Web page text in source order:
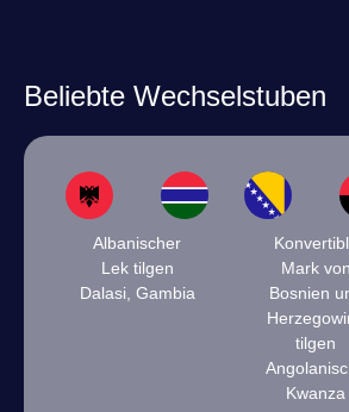
Beliebte Wechselstuben
Albanischer
Lek tilgen
Dalasi, Gambia
Mark von
Bosnien
tilgen
Kwanza